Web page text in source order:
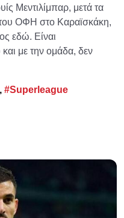
Μεντιλίμπαρ, μετά τα
ΟΦΗ στο Καραϊσκάκη,
εδώ. Είναι
με την ομάδα, δεν
, #Superleague